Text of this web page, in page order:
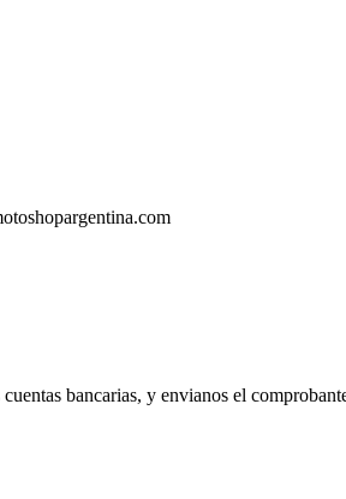
bancarias, y envianos el